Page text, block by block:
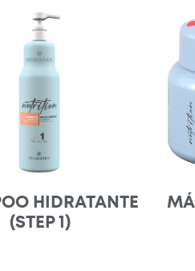
HIDRATANTE
(STEP 1)